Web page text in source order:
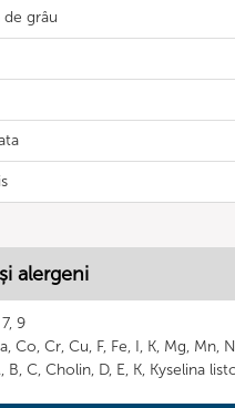
de grâu
alergeni
9
Co, Cr, Cu, F, Fe, I, K, Mg, Mn,
B, C, Cholin, D, E, K, Kyselina